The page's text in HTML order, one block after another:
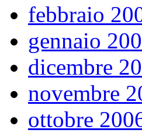
febbraio
gennaio
dicembre
novembre
ottobre